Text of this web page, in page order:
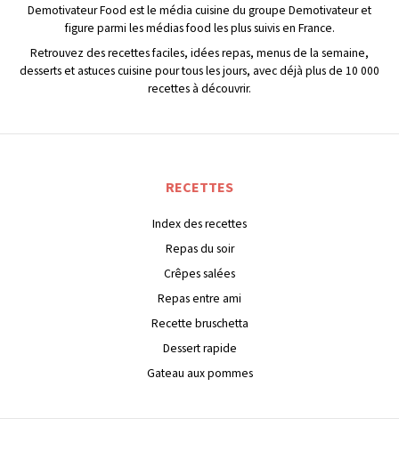
Demotivateur Food est le média cuisine du groupe Demotivateur et
figure parmi les médias food les plus suivis en France.
Retrouvez des recettes faciles, idées repas, menus de la semaine,
desserts et astuces cuisine pour tous les jours, avec déjà plus de 10 000
recettes à découvrir.
RECETTES
Index des recettes
Repas du soir
Crêpes salées
Repas entre ami
Recette bruschetta
Dessert rapide
Gateau aux pommes